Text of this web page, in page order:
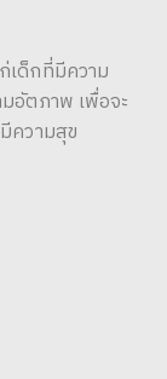
ด็กที่มีความ
อัตภาพ เพื่อจะ
ความสุข